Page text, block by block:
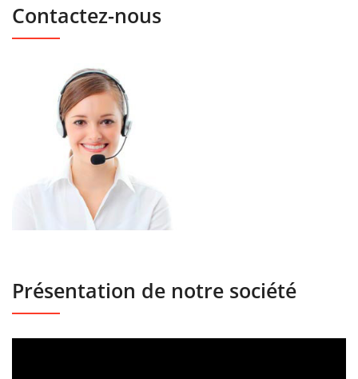
Contactez-nous
Présentation de notre société